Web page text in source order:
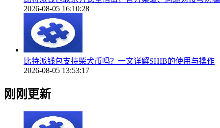
2026-08-05 16:10:28
比特派钱包支持柴犬币吗？一文详解SHIB的使用与操作
2026-08-05 13:53:17
刚刚更新